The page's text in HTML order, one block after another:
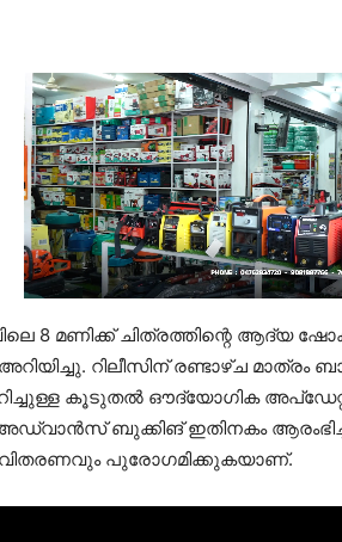
8 മണിക്ക് ചിത്രത്തിന്റെ ആദ്യ
റിലീസിന് രണ്ടാഴ്ച മാത്രം
കൂടുതല്‍ ഔദ്യോഗിക
അഡ്വാന്‍സ് ബുക്കിങ് ഇതിനകം
വിതരണവും പുരോഗമിക്കുകയാണ്.